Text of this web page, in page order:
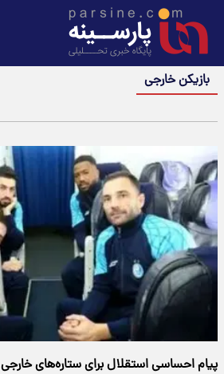
بازیکن خارجی
پیام احساسی استقلال برای ستاره‌های خارجی